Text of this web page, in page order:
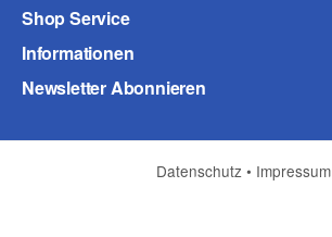
Frage zum Artikel
Shop Service
Informationen
Newsletter Abonnieren
Datenschutz • Impressum